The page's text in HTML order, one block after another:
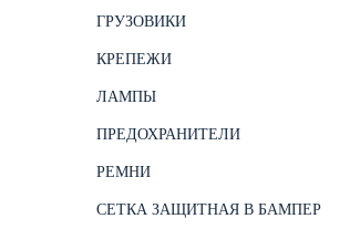
ГРУЗОВИКИ
КРЕПЕЖИ
ЛАМПЫ
ПРЕДОХРАНИТЕЛИ
РЕМНИ
СЕТКА ЗАЩИТНАЯ В БАМПЕР